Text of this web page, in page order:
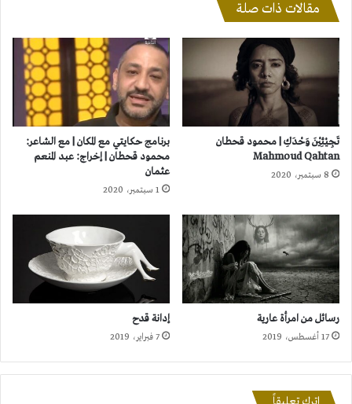
مقالات ذات صلة
تَجِيْئِيْنَ وَحْدَكِ | محمود قحطان
Mahmoud Qahtan
8 سبتمبر، 2020
برنامج حكايتي مع المكان | مع الشاعر:
محمود قحطان | إخراج: عبد المنعم
عثمان
1 سبتمبر، 2020
رسائل من امرأة عارية
17 أغسطس، 2019
إدانة قدح
7 فبراير، 2019